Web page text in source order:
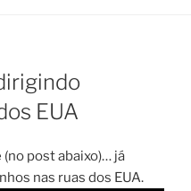
EUA
post abaixo)… já
nas ruas dos EUA.